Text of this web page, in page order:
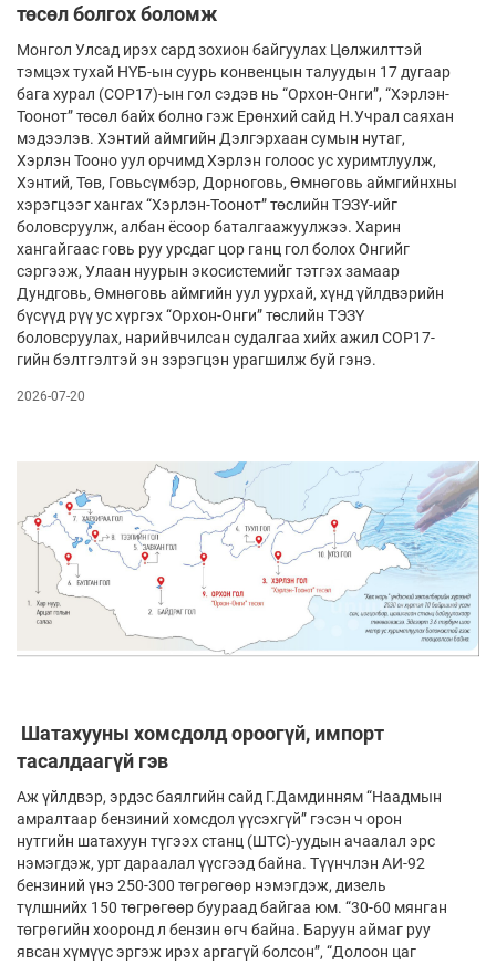
төсөл болгох боломж
Монгол Улсад ирэх сард зохион байгуулах Цөлжилттэй
тэмцэх тухай НҮБ-ын суурь конвенцын талуудын 17 дугаар
бага хурал (COP17)-ын гол сэдэв нь “Орхон-Онги”, “Хэрлэн-
Тоонот” төсөл байх болно гэж Ерөнхий сайд Н.Учрал саяхан
мэдээлэв. Хэнтий аймгийн Дэлгэрхаан сумын нутаг,
Хэрлэн Тооно уул орчимд Хэрлэн голоос ус хуримтлуулж,
Хэнтий, Төв, Говьсүмбэр, Дорноговь, Өмнөговь аймгийнхны
хэрэгцээг хангах “Хэрлэн-Тоонот” төслийн ТЭЗҮ-ийг
боловсруулж, албан ёсоор баталгаажуулжээ. Харин
хангайгаас говь руу урсдаг цор ганц гол болох Онгийг
сэргээж, Улаан нуурын экосистемийг тэтгэх замаар
Дундговь, Өмнөговь аймгийн уул уурхай, хүнд үйлдвэрийн
бүсүүд рүү ус хүргэх “Орхон-Онги” төслийн ТЭЗҮ
боловсруулах, нарийвчилсан судалгаа хийх ажил COP17-
гийн бэлтгэлтэй эн зэрэгцэн урагшилж буй гэнэ.
2026-07-20
Шатахууны хомсдолд ороогүй, импорт
тасалдаагүй гэв
Аж үйлдвэр, эрдэс баялгийн сайд Г.Дамдинням “Наадмын
амралтаар бензиний хомсдол үүсэхгүй” гэсэн ч орон
нутгийн шатахуун түгээх станц (ШТС)-уудын ачаалал эрс
нэмэгдэж, урт дараалал үүсгээд байна. Түүнчлэн АИ-92
бензиний үнэ 250-300 төгрөгөөр нэмэгдэж, дизель
түлшнийх 150 төгрөгөөр буураад байгаа юм. “30-60 мянган
төгрөгийн хооронд л бензин өгч байна. Баруун аймаг руу
явсан хүмүүс эргэж ирэх аргагүй болсон”, “Долоон цаг